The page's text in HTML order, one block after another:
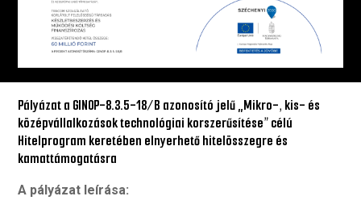
Pályázat a GINOP-8.3.5-18/B azonosító jelű„Mikro-, kis- és
középvállalkozások technológiai korszerűsítése” célú
Hitelprogram keretében elnyerhető hitelösszegre és
kamattámogatásra
A pályázat leírása: